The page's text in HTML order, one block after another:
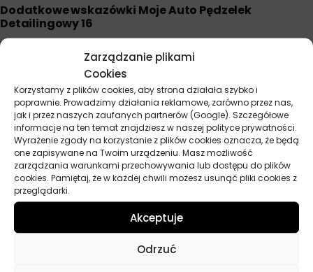
Zarządzanie plikami
Cookies
Korzystamy z plików cookies, aby strona działała szybko i
poprawnie. Prowadzimy działania reklamowe, zarówno przez nas,
jak i przez naszych zaufanych partnerów (Google). Szczegółowe
informacje na ten temat znajdziesz w naszej polityce prywatności.
Wyrażenie zgody na korzystanie z plików cookies oznacza, że będą
one zapisywane na Twoim urządzeniu. Masz możliwość
zarządzania warunkami przechowywania lub dostępu do plików
cookies. Pamiętaj, że w każdej chwili możesz usunąć pliki cookies z
przeglądarki.
Akceptuje
Odrzuć
Dodatkowe wskazówki Moje Auto Pędzelek
Detailingowy 16
Rozmiar 16 sprawdza się idealnie w średnich szczelinach i
otworach gdzie mniejsze pędzelki byłyby nieskuteczne.
Syntetyczne włosie wytrzymuje kontakt z kwasowymi
preparatami do felg i alkalicznymi środkami do komory silnika.
Plastikowa osłona zapobiega przypadkowemu dotknięciu lakieru
podczas pracy w ciasnych przestrzeniach. Unikaj powierzchni
piano black i innych wysokopołyskowych elementów które łatwo
się rysują. Sprawdza się doskonale do czyszczenia kratek
wentylacyjnych, złączy i trudno dostępnych elementów
podwozia. Regularnie płucz pędzlik aby usunąć nagromadzone
zabrudzenia które mogą rysować powierzchnie.